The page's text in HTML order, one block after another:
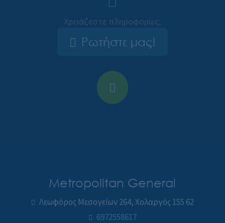
Χρειάζεστε πληροφορίες;
Ρωτήστε μας!
Metropolitan General
Λεωφόρος Μεσογείων 264, Χολαργός 155 62
6972558617